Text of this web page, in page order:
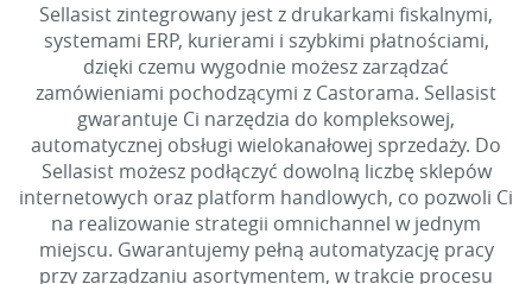
Sellasist zintegrowany jest z drukarkami fiskalnymi,
systemami ERP, kurierami i szybkimi płatnościami,
dzięki czemu wygodnie możesz zarządzać
zamówieniami pochodzącymi z Castorama. Sellasist
gwarantuje Ci narzędzia do kompleksowej,
automatycznej obsługi wielokanałowej sprzedaży. Do
Sellasist możesz podłączyć dowolną liczbę sklepów
internetowych oraz platform handlowych, co pozwoli Ci
na realizowanie strategii omnichannel w jednym
miejscu. Gwarantujemy pełną automatyzację pracy
przy zarządzaniu asortymentem, w trakcie procesu